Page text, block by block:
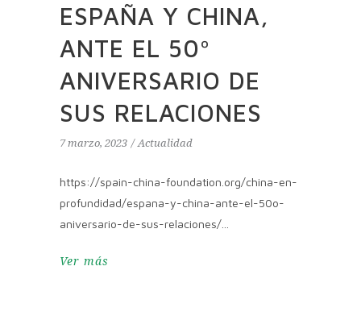
ESPAÑA Y CHINA,
ANTE EL 50º
ANIVERSARIO DE
SUS RELACIONES
7 marzo, 2023 Actualidad
https://spain-china-foundation.org/china-en-
profundidad/espana-y-china-ante-el-50o-
aniversario-de-sus-relaciones/
Ver más